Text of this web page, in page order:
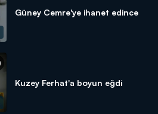
Güney Cemre'ye ihanet edince
Kuzey Ferhat'a boyun eğdi